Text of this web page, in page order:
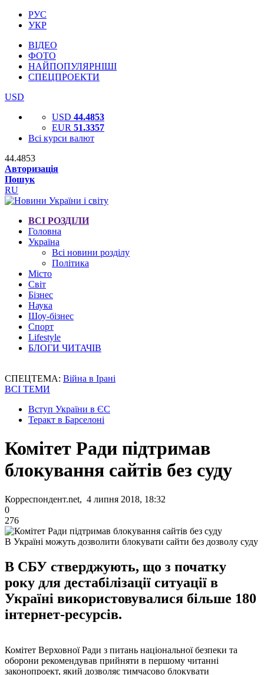
РУС
УКР
ВІДЕО
ФОТО
НАЙПОПУЛЯРНІШІ
СПЕЦПРОЕКТИ
USD
USD 44.4853
EUR 51.3357
Всі курси валют
44.4853
Авторизація
Пошук
RU
ВСІ РОЗДІЛИ
Головна
Україна
Всі новини розділу
Політика
Місто
Світ
Бізнес
Наука
Шоу-бізнес
Спорт
Lifestyle
БЛОГИ ЧИТАЧІВ
СПЕЦТЕМА: Війна в Ірані
ВСІ ТЕМИ
Вступ України в ЄС
Теракт в Барселоні
Комітет Ради підтримав
блокування сайтів без суду
Корреспондент.net, 4 липня 2018, 18:32
0
276
В Україні можуть дозволити блокувати сайти без дозволу суду
В СБУ стверджують, що з початку
року для дестабілізації ситуації в
Україні використовувалися більше 180
інтернет-ресурсів.
Комітет Верховної Ради з питань національної безпеки та
оборони рекомендував прийняти в першому читанні
законопроект, який дозволяє тимчасово блокувати